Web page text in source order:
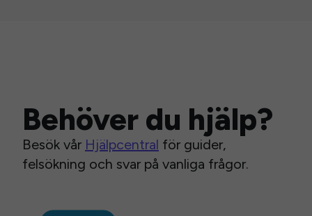
Behöver du hjälp?
Besök vår Hjälpcentral för guider,
felsökning och svar på vanliga frågor.